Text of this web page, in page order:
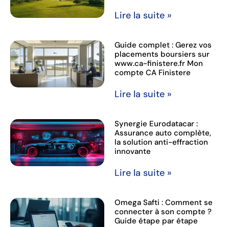
Lire la suite »
Guide complet : Gerez vos
placements boursiers sur
www.ca-finistere.fr Mon
compte CA Finistere
Lire la suite »
Synergie Eurodatacar :
Assurance auto complète,
la solution anti-effraction
innovante
Lire la suite »
Omega Safti : Comment se
connecter à son compte ?
Guide étape par étape